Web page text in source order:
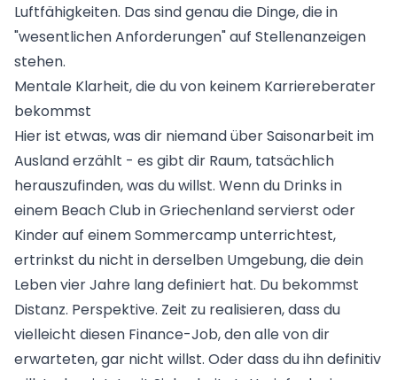
Luftfähigkeiten. Das sind genau die Dinge, die in
"wesentlichen Anforderungen" auf Stellenanzeigen
stehen.
Mentale Klarheit, die du von keinem Karriereberater
bekommst
Hier ist etwas, was dir niemand überSaisonarbeit im
Auslanderzählt - es gibt dir Raum, tatsächlich
herauszufinden, was du willst. Wenn du Drinks in
einem Beach Club in Griechenland servierst oder
Kinder auf einem Sommercamp unterrichtest,
ertrinkst du nicht in derselben Umgebung, die dein
Leben vier Jahre lang definiert hat. Du bekommst
Distanz. Perspektive. Zeit zu realisieren, dass du
vielleicht diesen Finance-Job, den alle von dir
erwarteten, gar nicht willst. Oder dass du ihn definitiv